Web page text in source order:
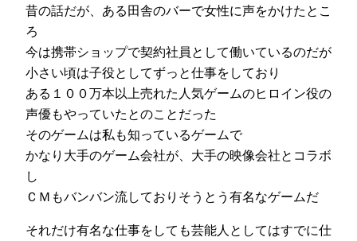
昔の話だが、ある田舎のバーで女性に声をかけたとこ
ろ
今は携帯ショップで契約社員として働いているのだが
小さい頃は子役としてずっと仕事をしており
ある１００万本以上売れた人気ゲームのヒロイン役の
声優もやっていたとのことだった
そのゲームは私も知っているゲームで
かなり大手のゲーム会社が、大手の映像会社とコラボ
し
ＣＭもバンバン流しておりそうとう有名なゲームだ
それだけ有名な仕事をしても芸能人としてはすでに仕